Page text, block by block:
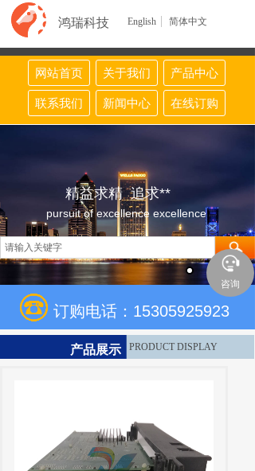
鸿瑞科技 English 简体中文
网站首页 关于我们 产品中心
联系我们 新闻中心 在线订购
精益求精 追求**
pursuit of excellence excellence
订购电话：15305925923
PRODUCT DISPLAY
产品展示
咨询